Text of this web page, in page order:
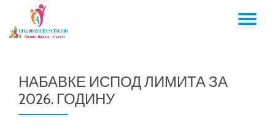
Skip
НАБАВКЕ ИСПОД ЛИМИТА ЗА
2026. ГОДИНУ